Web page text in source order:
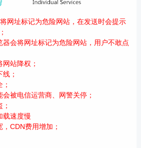
网址标记为危险网站，在发送时会提示
器会将网址标记为危险网站，用户不敢点
站降权；
；
被电信运营商、网警关停；
载速度慢
CDN费用增加；